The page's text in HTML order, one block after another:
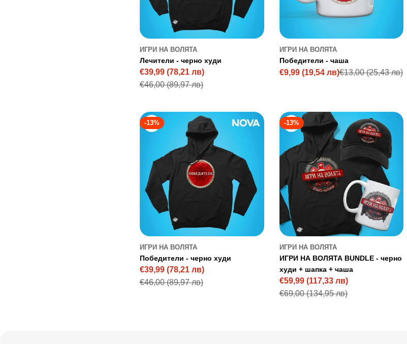
ИГРИ НА ВОЛЯТА
Лечители - черно худи
Sale
€39,99 (78,21 лв)
Regular
€46,00(89,97 лв)
ИГРИ НА ВОЛЯТА
Победители - чаша
Sale
€9,99 (19,54 лв)
Regular
€13,00(25,43 лв)
-13%
ИГРИ НА ВОЛЯТА
Победители - черно худи
Sale
€39,99 (78,21 лв)
Regular
€46,00(89,97 лв)
-13%
ИГРИ НА ВОЛЯТА
ИГРИ НА ВОЛЯТА BUNDLE - черно
худи + шапка + чаша
Sale
€59,99 (117,33 лв)
Regular
€69,00(134,95 лв)